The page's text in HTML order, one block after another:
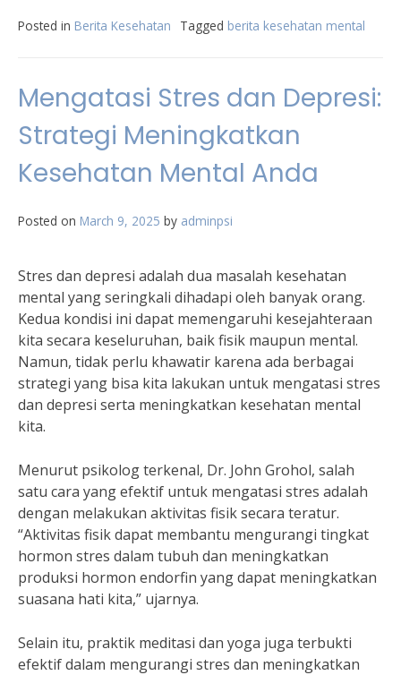
Posted in Berita Kesehatan Tagged berita kesehatan mental
Mengatasi Stres dan Depresi:
Strategi Meningkatkan
Kesehatan Mental Anda
Posted on March 9, 2025 by adminpsi
Stres dan depresi adalah dua masalah kesehatan
mental yang seringkali dihadapi oleh banyak orang.
Kedua kondisi ini dapat memengaruhi kesejahteraan
kita secara keseluruhan, baik fisik maupun mental.
Namun, tidak perlu khawatir karena ada berbagai
strategi yang bisa kita lakukan untuk mengatasi stres
dan depresi serta meningkatkan kesehatan mental
kita.
Menurut psikolog terkenal, Dr. John Grohol, salah
satu cara yang efektif untuk mengatasi stres adalah
dengan melakukan aktivitas fisik secara teratur.
“Aktivitas fisik dapat membantu mengurangi tingkat
hormon stres dalam tubuh dan meningkatkan
produksi hormon endorfin yang dapat meningkatkan
suasana hati kita,” ujarnya.
Selain itu, praktik meditasi dan yoga juga terbukti
efektif dalam mengurangi stres dan meningkatkan